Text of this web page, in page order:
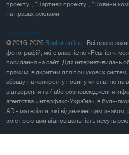
проекту", "Партнер проекту", "Новини
на правах реклами
Карта сайта
© 2016-2026 Realist.online . Всі права
фотографій, які є власністю «Реаліст»,
посилання на сайт. Для інтернет-видань
прямим, відкритим для пошукових
абзацу на конкретну новину чи статтю на
відтворення та / або розповсюдження
агентства «Інтерфакс-Україна», в будь-
AD - матеріали, які відзначені цим
зміст реклами відповідальність несуть